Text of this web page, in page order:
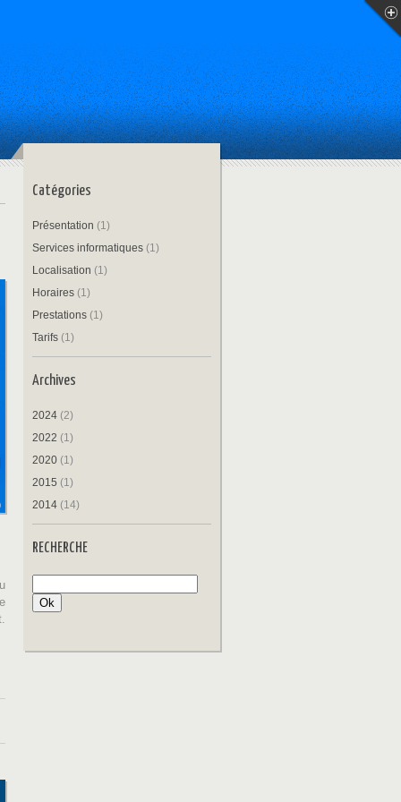
Catégories
Présentation (1)
Services informatiques (1)
Localisation (1)
Horaires (1)
Prestations (1)
Tarifs (1)
Archives
2024 (2)
2022 (1)
2020 (1)
2015 (1)
2014 (14)
RECHERCHE